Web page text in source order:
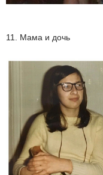
11. Мама и дочь